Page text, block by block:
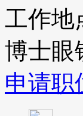
工作地
博士
申请职